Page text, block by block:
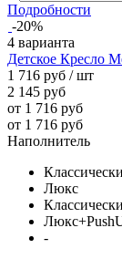
Подробности
-20%
4 варианта
Детское Кресло
1 716 руб / шт
2 145 руб
от 1 716 руб
от 1 716 руб
Наполнитель
Люкс
-